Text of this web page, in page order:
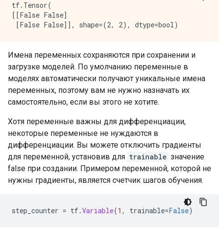
tf.Tensor(
[[False False]
Имена переменных сохраняются при сохранении и
загрузке моделей. По умолчанию переменные в
моделях автоматически получают уникальные имена
переменных, поэтому вам не нужно назначать их
самостоятельно, если вы этого не хотите.
Хотя переменные важны для дифференциации,
некоторые переменные не нуждаются в
дифференциации. Вы можете отключить градиенты
для переменной, установив для trainable значение
false при создании. Примером переменной, которой не
нужны градиенты, является счетчик шагов обучения.
step_counter = tf.Variable(1 , trainable=False)